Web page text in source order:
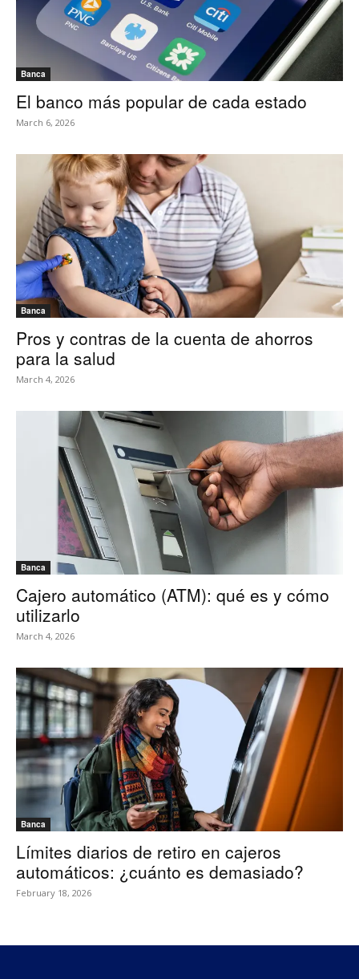
Banca
El banco más popular de cada estado
March 6, 2026
Banca
Pros y contras de la cuenta de ahorros
para la salud
March 4, 2026
Banca
Cajero automático (ATM): qué es y cómo
utilizarlo
March 4, 2026
Banca
Límites diarios de retiro en cajeros
automáticos: ¿cuánto es demasiado?
February 18, 2026